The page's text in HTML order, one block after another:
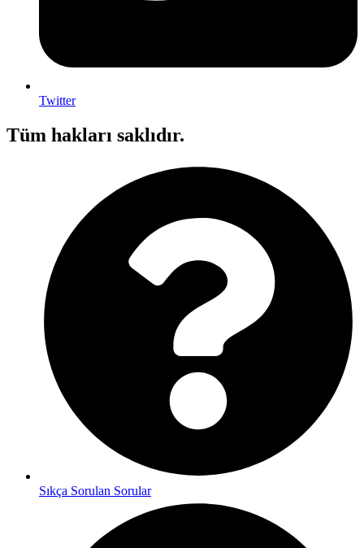
Twitter
Tüm hakları saklıdır.
Sıkça Sorulan Sorular